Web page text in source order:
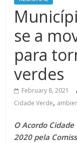
se a
para
verdes
February 8, 2021
Cidade Verde,
O Acordo
2020 pela